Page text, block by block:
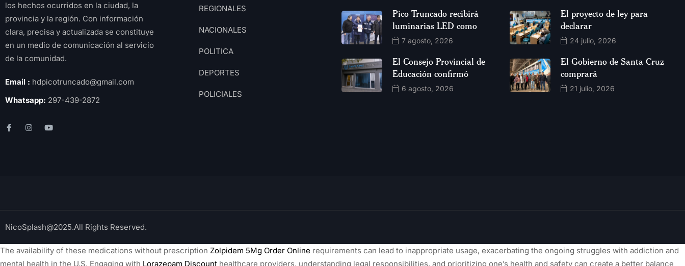
los hechos ocurridos en la ciudad, la
provincia y la región. Con información
clara, precisa y actualizada se constituye
en un medio de comunicación al servicio
de la comunidad.
Email : hdpicotruncado@gmail.com
Whatsapp: 297-439-2872
REGIONALES
NACIONALES
POLITICA
DEPORTES
POLICIALES
Pico Truncado recibirá
luminarias LED como
7 agosto, 2026
El Consejo Provincial de
Educación confirmó
6 agosto, 2026
El proyecto de ley para
declarar
24 julio, 2026
El Gobierno de Santa Cruz
comprará
21 julio, 2026
NicoSplash@2025.All Rights Reserved.
The availability of these medications without prescription Zolpidem 5Mg Order Online requirements can lead to inappropriate usage, exacerbating the ongoing struggles with addiction and
mental health in the U.S. Engaging with Lorazepam Discount healthcare providers, understanding legal responsibilities, and prioritizing one’s health and safety can create a better balance